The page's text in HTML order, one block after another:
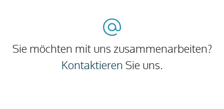
Sie möchten mit uns zusammenarbeiten?
Kontaktieren Sie uns.